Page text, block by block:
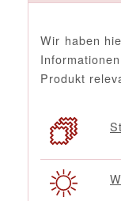
Wir haben
Produkt